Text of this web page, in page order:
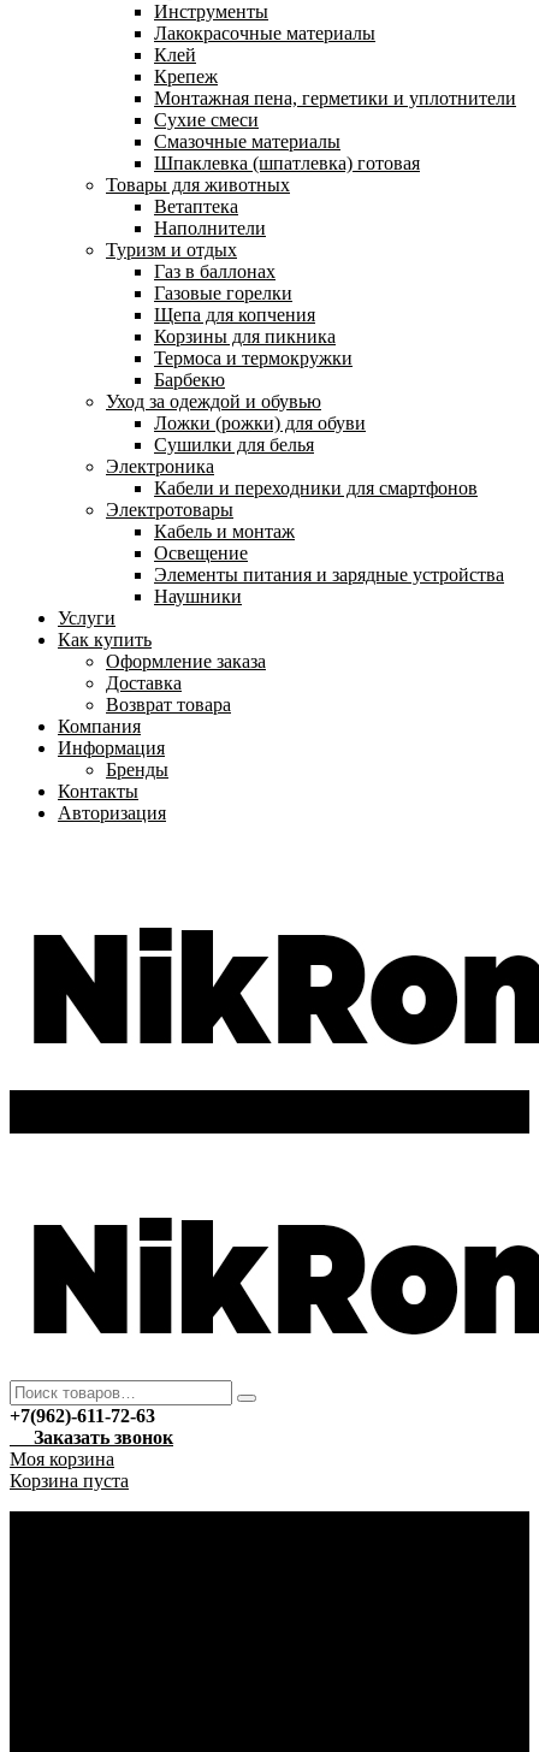
Инструменты
Лакокрасочные материалы
Клей
Крепеж
Монтажная пена, герметики и уплотнители
Сухие смеси
Смазочные материалы
Шпаклевка (шпатлевка) готовая
Товары для животных
Ветаптека
Наполнители
Туризм и отдых
Газ в баллонах
Газовые горелки
Щепа для копчения
Корзины для пикника
Термоса и термокружки
Барбекю
Уход за одеждой и обувью
Ложки (рожки) для обуви
Сушилки для белья
Электроника
Кабели и переходники для смартфонов
Электротовары
Кабель и монтаж
Освещение
Элементы питания и зарядные устройства
Наушники
Услуги
Как купить
Оформление заказа
Доставка
Возврат товара
Компания
Информация
Бренды
Контакты
Авторизация
+7(962)-611-72-63
Заказать звонок
Моя корзина
Корзина пуста